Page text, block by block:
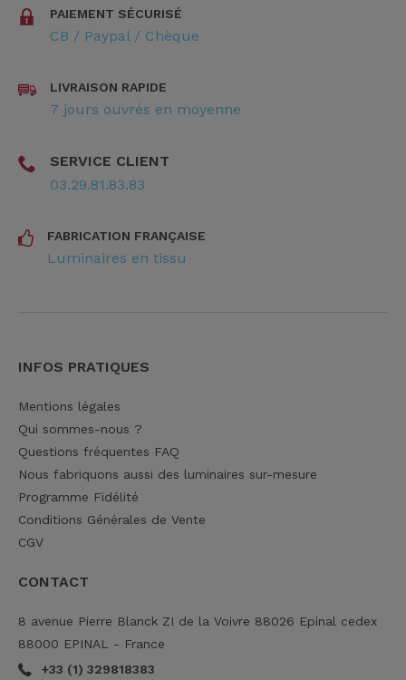
PAIEMENT SÉCURISÉ
CB / Paypal / Chèque
LIVRAISON RAPIDE
7 jours ouvrés en moyenne
SERVICE CLIENT
03.29.81.83.83
FABRICATION FRANÇAISE
Luminaires en tissu
INFOS PRATIQUES
Mentions légales
Qui sommes-nous ?
Questions fréquentes FAQ
Nous fabriquons aussi des luminaires sur-mesure
Programme Fidélité
Conditions Générales de Vente
CGV
CONTACT
8 avenue Pierre Blanck ZI de la Voivre 88026 Epinal cedex
88000 EPINAL - France
+33 (1) 329818383